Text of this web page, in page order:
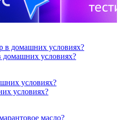
домашних условиях?
условиях?